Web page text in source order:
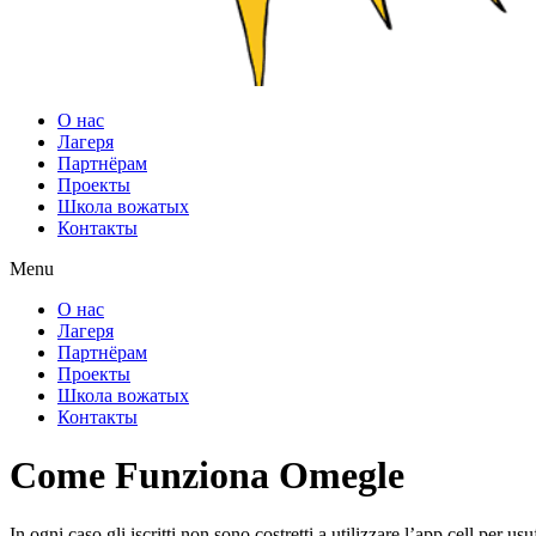
О нас
Лагеря
Партнёрам
Проекты
Школа вожатых
Контакты
Menu
О нас
Лагеря
Партнёрам
Проекты
Школа вожатых
Контакты
Come Funziona Omegle